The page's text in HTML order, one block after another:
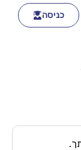
כניסה